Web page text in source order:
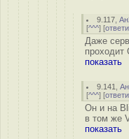
9.117 ,
[^^^] [
Даже
проходит
показать
9.141 ,
[^^^] [
Он и на
в том же
показать